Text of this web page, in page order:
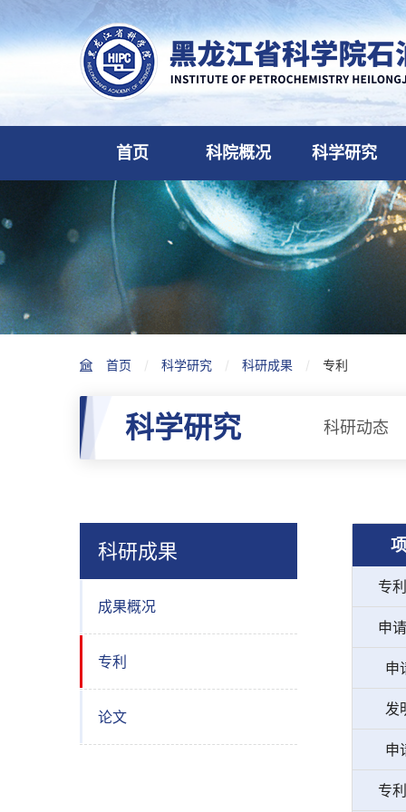
首页 科院概况 科学研究
首页 科学研究 科研成果 专利
科学研究 科研动态
科研成果
成果概况
专利
论文
专
申
申
发
申
专